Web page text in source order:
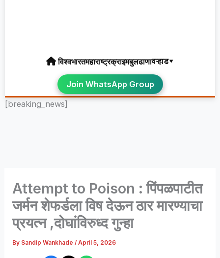
विश्वभारतमहाराष्ट्रक्राइमबुलढाणावऱ्हाड▾
Join WhatsApp Group
[breaking_news]
Attempt to Poison : पिंपळपाटीत
जर्मन शेफर्डला विष देऊन ठार मारण्याचा
प्रयत्न ,दोघांविरुध्द गुन्हा
By Sandip Wankhade/April 5, 2026